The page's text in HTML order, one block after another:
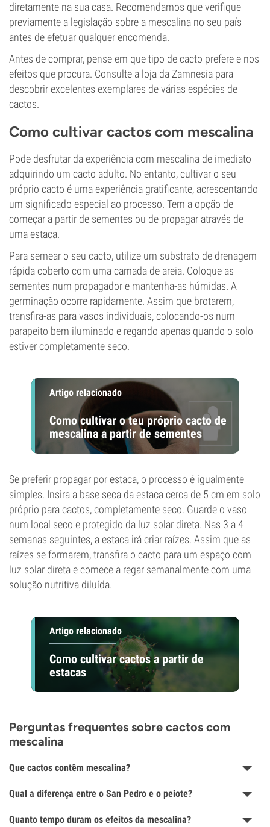
diretamente na sua casa. Recomendamos que verifique
previamente a legislação sobre a mescalina no seu país
antes de efetuar qualquer encomenda.
Antes de comprar, pense em que tipo de cacto prefere e nos
efeitos que procura. Consulte a loja da Zamnesia para
descobrir excelentes exemplares de várias espécies de
cactos.
Como cultivar cactos com mescalina
Pode desfrutar da experiência com mescalina de imediato
adquirindo um cacto adulto. No entanto, cultivar o seu
próprio cacto é uma experiência gratificante, acrescentando
um significado especial ao processo. Tem a opção de
começar a partir de sementes ou de propagar através de
uma estaca.
Para semear o seu cacto, utilize um substrato de drenagem
rápida coberto com uma camada de areia. Coloque as
sementes num propagador e mantenha-as húmidas. A
germinação ocorre rapidamente. Assim que brotarem,
transfira-as para vasos individuais, colocando-os num
parapeito bem iluminado e regando apenas quando o solo
estiver completamente seco.
Artigo relacionado
Como cultivar o teu próprio cacto de
mescalina a partir de sementes
Se preferir propagar por estaca, o processo é igualmente
simples. Insira a base seca da estaca cerca de 5 cm em solo
próprio para cactos, completamente seco. Guarde o vaso
num local seco e protegido da luz solar direta. Nas 3 a 4
semanas seguintes, a estaca irá criar raízes. Assim que as
raízes se formarem, transfira o cacto para um espaço com
luz solar direta e comece a regar semanalmente com uma
solução nutritiva diluída.
Artigo relacionado
Como cultivar cactos a partir de
estacas
Perguntas frequentes sobre cactos com
mescalina
Que cactos contêm mescalina?
Qual a diferença entre o San Pedro e o peiote?
Quanto tempo duram os efeitos da mescalina?